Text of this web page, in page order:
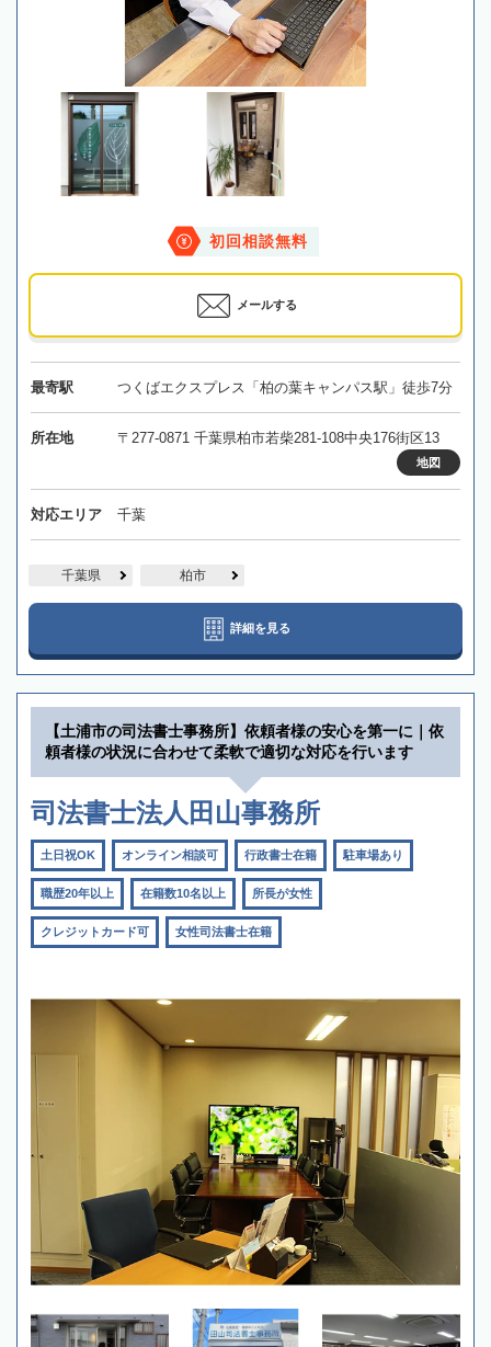
初回相談無料
メールする
最寄駅 つくばエクスプレス「柏の葉キャンパス駅」徒歩7分
所在地 〒277-0871 千葉県柏市若柴281-108中央176街区13
地図
対応エリア 千葉
千葉県 柏市
詳細を見る
【土浦市の司法書士事務所】依頼者様の安心を第一に｜依
頼者様の状況に合わせて柔軟で適切な対応を行います
司法書士法人田山事務所
土日祝OK オンライン相談可 行政書士在籍 駐車場あり
職歴20年以上 在籍数10名以上 所長が女性
クレジットカード可 女性司法書士在籍